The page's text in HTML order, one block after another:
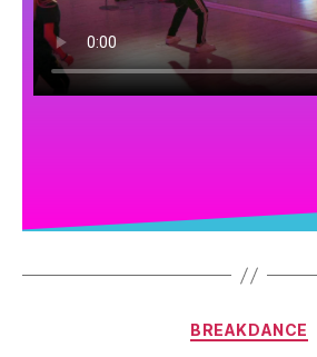
BREAKDANCE